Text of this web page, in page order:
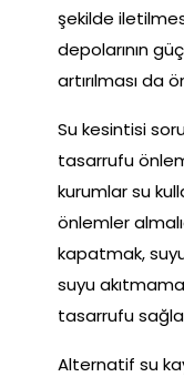
şekilde
depolarının
artırılması da
Su kesintisi
tasarrufu
kurumlar su
önlemler
kapatmak,
suyu
tasarrufu
Alternatif su